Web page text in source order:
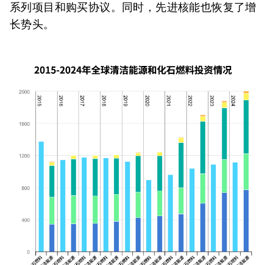
系列项目和购买协议。同时，先进核能也恢复了增
长势头。